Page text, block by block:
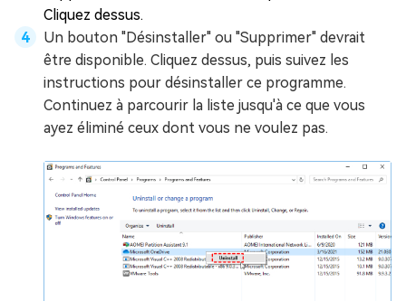
Cliquez dessus.
Un bouton "Désinstaller" ou "Supprimer" devrait
être disponible. Cliquez dessus, puis suivez les
instructions pour désinstaller ce programme.
Continuez à parcourir la liste jusqu'à ce que vous
ayez éliminé ceux dont vous ne voulez pas.